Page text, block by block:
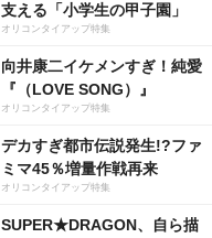
支える「小学生の甲子園」
オリコンタイアップ特集
向井康二イケメンすぎ！純愛
『（LOVE SONG）』
オリコンタイアップ特集
デカすぎ都市伝説発生!?ファ
ミマ45％増量作戦再来
オリコンタイアップ特集
SUPER★DRAGON、自ら描